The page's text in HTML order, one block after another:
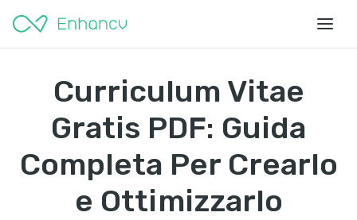
Curriculum Vitae
Gratis PDF: Guida
Completa Per Crearlo
e Ottimizzarlo